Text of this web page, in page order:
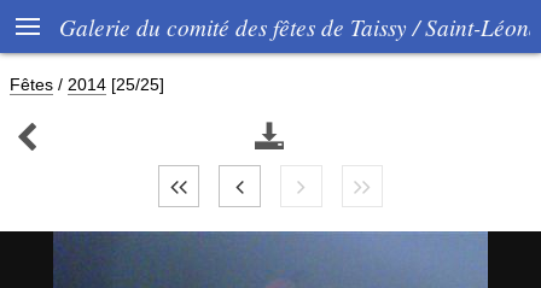
 Galerie du comité des fêtes de Taissy / Saint-
Fêtes / 2014 [25/25]
 